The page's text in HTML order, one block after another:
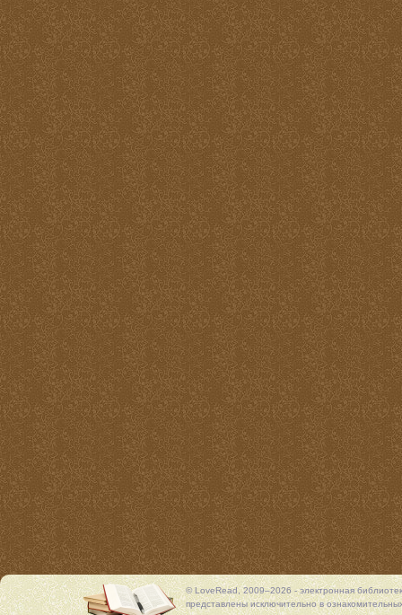
© LoveRead, 2009–2026 - электронная
представлены исключительно в